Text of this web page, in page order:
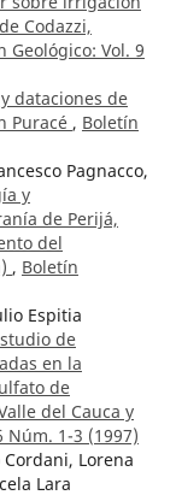
Codazzi,
Geológico: Vol. 9
dataciones de
Puracé , Boletín
Pagnacco,
y
de Perijá,
del
, Boletín
Espitia
de
en la
de
del Cauca y
Núm. 1-3 (1997)
Lorena
Lara